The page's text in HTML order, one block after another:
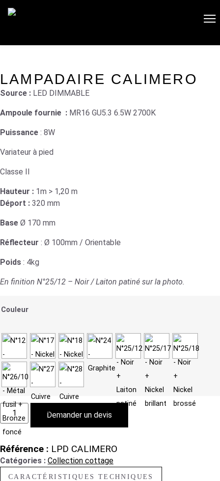
accueil
CALIMERO
LAMPADAIRE CALIMERO
Source : LED DIMMABLE
Ampoule fournie : MR16 GU5.3 6.5W 2700K
Puissance : 8W
Variateur à pied
Classe II
Hauteur : 1m > 1,20 m
Déport : 320 mm
Base Ø 170 mm
Réflecteur : Ø 100mm / Orientable
Poids : 4kg
En finition N°25/12 – Noir / Laiton patiné sur la photo.
Couleur
Demander un devis
Référence : LPD CALIMERO
Catégories : Collection cottage
CARACTÉRISTIQUES TECHNIQUES